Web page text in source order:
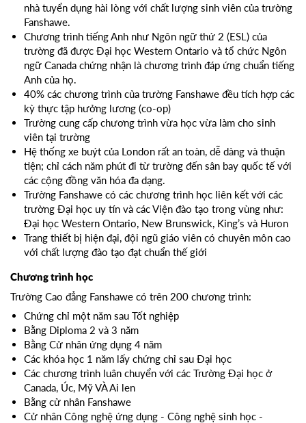
nhà tuyển dụng hài lòng với chất lượng sinh viên của trường
Fanshawe.
Chương trình tiếng Anh như Ngôn ngữ thứ 2 (ESL) của
trường đã được Đại học Western Ontario và tổ chức Ngôn
ngữ Canada chứng nhận là chương trình đáp ứng chuẩn tiếng
Anh của họ.
40% các chương trình của trường Fanshawe đều tích hợp các
kỳ thực tập hưởng lương (co-op)
Trường cung cấp chương trình vừa học vừa làm cho sinh
viên tại trường
Hệ thống xe buýt của London rất an toàn, dễ dàng và thuận
tiện; chỉ cách năm phút đi từ trường đến sân bay quốc tế với
các cộng đồng văn hóa đa dạng.
Trường Fanshawe có các chương trình học liên kết với các
trường Đại học uy tín và các Viện đào tạo trong vùng như:
Đại học Western Ontario, New Brunswick, King’s và Huron
Trang thiết bị hiện đại, đội ngũ giáo viên có chuyên môn cao
với chất lượng đào tạo đạt chuẩn thế giới
Chương trình học
Trường Cao đẳng Fanshawe có trên 200 chương trình:
Chứng chỉ một năm sau Tốt nghiệp
Bằng Diploma 2 và 3 năm
Bằng Cử nhân ứng dụng 4 năm
Các khóa học 1 năm lấy chứng chỉ sau Đại học
Các chương trình luân chuyển với các Trường Đại học ở
Canada, Úc, Mỹ VÀ Ai len
Bằng cử nhân Fanshawe
Cử nhân Công nghệ ứng dụng - Công nghệ sinh học -